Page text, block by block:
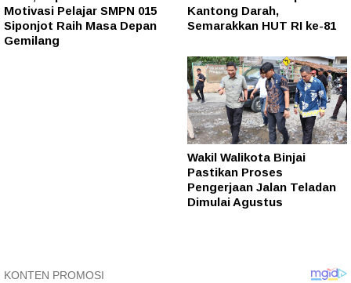
Motivasi Pelajar SMPN 015
Siponjot Raih Masa Depan
Gemilang
Kantong Darah,
Semarakkan HUT RI ke-81
Wakil Walikota Binjai
Pastikan Proses
Pengerjaan Jalan Teladan
Dimulai Agustus